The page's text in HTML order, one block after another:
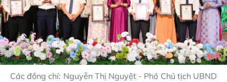
Các đồng chí: Nguyễn Thị Nguyệt - Phó Chủ tịch UBND